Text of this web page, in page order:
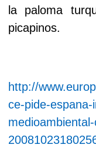
la paloma
picapinos.
http://
ce-pide-